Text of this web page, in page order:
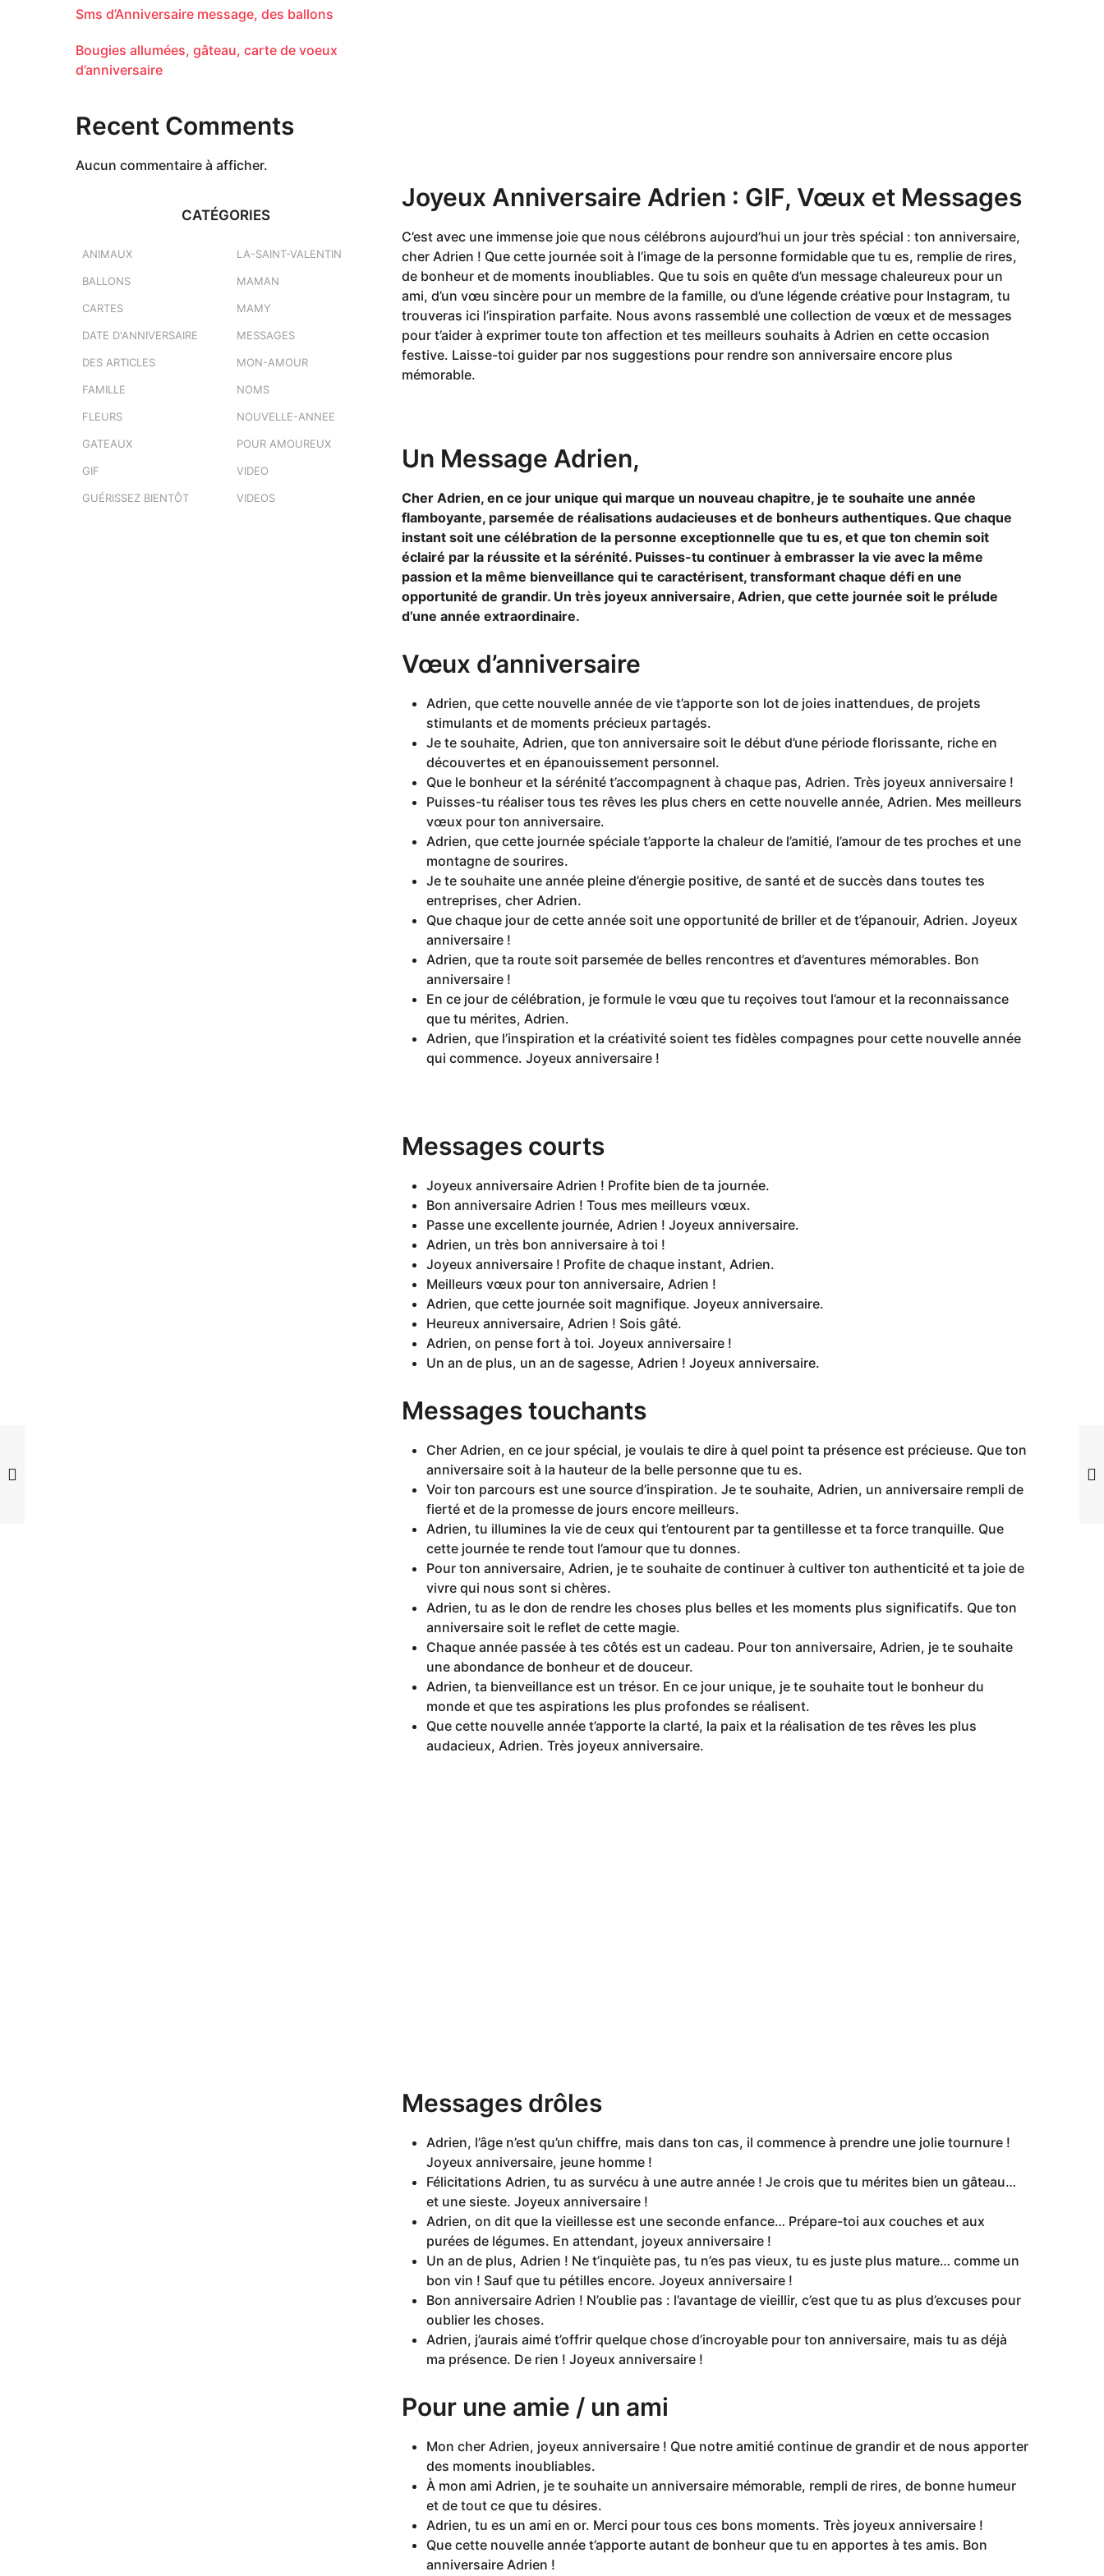
Joyeux Anniversaire Adrien : GIF, Vœux et Messages
C’est avec une immense joie que nous célébrons aujourd’hui un jour très spécial : ton anniversaire,
cher Adrien ! Que cette journée soit à l’image de la personne formidable que tu es, remplie de rires,
de bonheur et de moments inoubliables. Que tu sois en quête d’un message chaleureux pour un
ami, d’un vœu sincère pour un membre de la famille, ou d’une légende créative pour Instagram, tu
trouveras ici l’inspiration parfaite. Nous avons rassemblé une collection de vœux et de messages
pour t’aider à exprimer toute ton affection et tes meilleurs souhaits à Adrien en cette occasion
festive. Laisse-toi guider par nos suggestions pour rendre son anniversaire encore plus
mémorable.
Un Message Adrien,
Cher Adrien, en ce jour unique qui marque un nouveau chapitre, je te souhaite une année
flamboyante, parsemée de réalisations audacieuses et de bonheurs authentiques. Que chaque
instant soit une célébration de la personne exceptionnelle que tu es, et que ton chemin soit
éclairé par la réussite et la sérénité. Puisses-tu continuer à embrasser la vie avec la même
passion et la même bienveillance qui te caractérisent, transformant chaque défi en une
opportunité de grandir. Un très joyeux anniversaire, Adrien, que cette journée soit le prélude
d’une année extraordinaire.
Vœux d’anniversaire
Adrien, que cette nouvelle année de vie t’apporte son lot de joies inattendues, de projets
stimulants et de moments précieux partagés.
Je te souhaite, Adrien, que ton anniversaire soit le début d’une période florissante, riche en
découvertes et en épanouissement personnel.
Que le bonheur et la sérénité t’accompagnent à chaque pas, Adrien. Très joyeux anniversaire !
Puisses-tu réaliser tous tes rêves les plus chers en cette nouvelle année, Adrien. Mes meilleurs
vœux pour ton anniversaire.
Adrien, que cette journée spéciale t’apporte la chaleur de l’amitié, l’amour de tes proches et une
montagne de sourires.
Je te souhaite une année pleine d’énergie positive, de santé et de succès dans toutes tes
entreprises, cher Adrien.
Que chaque jour de cette année soit une opportunité de briller et de t’épanouir, Adrien. Joyeux
anniversaire !
Adrien, que ta route soit parsemée de belles rencontres et d’aventures mémorables. Bon
anniversaire !
En ce jour de célébration, je formule le vœu que tu reçoives tout l’amour et la reconnaissance
que tu mérites, Adrien.
Adrien, que l’inspiration et la créativité soient tes fidèles compagnes pour cette nouvelle année
qui commence. Joyeux anniversaire !
Messages courts
Joyeux anniversaire Adrien ! Profite bien de ta journée.
Bon anniversaire Adrien ! Tous mes meilleurs vœux.
Passe une excellente journée, Adrien ! Joyeux anniversaire.
Adrien, un très bon anniversaire à toi !
Joyeux anniversaire ! Profite de chaque instant, Adrien.
Meilleurs vœux pour ton anniversaire, Adrien !
Adrien, que cette journée soit magnifique. Joyeux anniversaire.
Heureux anniversaire, Adrien ! Sois gâté.
Adrien, on pense fort à toi. Joyeux anniversaire !
Un an de plus, un an de sagesse, Adrien ! Joyeux anniversaire.
Messages touchants
Cher Adrien, en ce jour spécial, je voulais te dire à quel point ta présence est précieuse. Que ton
anniversaire soit à la hauteur de la belle personne que tu es.
Voir ton parcours est une source d’inspiration. Je te souhaite, Adrien, un anniversaire rempli de
fierté et de la promesse de jours encore meilleurs.
Adrien, tu illumines la vie de ceux qui t’entourent par ta gentillesse et ta force tranquille. Que
cette journée te rende tout l’amour que tu donnes.
Pour ton anniversaire, Adrien, je te souhaite de continuer à cultiver ton authenticité et ta joie de
vivre qui nous sont si chères.
Adrien, tu as le don de rendre les choses plus belles et les moments plus significatifs. Que ton
anniversaire soit le reflet de cette magie.
Chaque année passée à tes côtés est un cadeau. Pour ton anniversaire, Adrien, je te souhaite
une abondance de bonheur et de douceur.
Adrien, ta bienveillance est un trésor. En ce jour unique, je te souhaite tout le bonheur du
monde et que tes aspirations les plus profondes se réalisent.
Que cette nouvelle année t’apporte la clarté, la paix et la réalisation de tes rêves les plus
audacieux, Adrien. Très joyeux anniversaire.
Messages drôles
Adrien, l’âge n’est qu’un chiffre, mais dans ton cas, il commence à prendre une jolie tournure !
Joyeux anniversaire, jeune homme !
Félicitations Adrien, tu as survécu à une autre année ! Je crois que tu mérites bien un gâteau…
et une sieste. Joyeux anniversaire !
Adrien, on dit que la vieillesse est une seconde enfance… Prépare-toi aux couches et aux
purées de légumes. En attendant, joyeux anniversaire !
Un an de plus, Adrien ! Ne t’inquiète pas, tu n’es pas vieux, tu es juste plus mature… comme un
bon vin ! Sauf que tu pétilles encore. Joyeux anniversaire !
Bon anniversaire Adrien ! N’oublie pas : l’avantage de vieillir, c’est que tu as plus d’excuses pour
oublier les choses.
Adrien, j’aurais aimé t’offrir quelque chose d’incroyable pour ton anniversaire, mais tu as déjà
ma présence. De rien ! Joyeux anniversaire !
Pour une amie / un ami
Mon cher Adrien, joyeux anniversaire ! Que notre amitié continue de grandir et de nous apporter
des moments inoubliables.
À mon ami Adrien, je te souhaite un anniversaire mémorable, rempli de rires, de bonne humeur
et de tout ce que tu désires.
Adrien, tu es un ami en or. Merci pour tous ces bons moments. Très joyeux anniversaire !
Que cette nouvelle année t’apporte autant de bonheur que tu en apportes à tes amis. Bon
anniversaire Adrien !
Sms d’Anniversaire message, des ballons
Bougies allumées, gâteau, carte de voeux
d’anniversaire
Recent Comments
Aucun commentaire à afficher.
CATÉGORIES
ANIMAUX
BALLONS
CARTES
DATE D'ANNIVERSAIRE
DES ARTICLES
FAMILLE
FLEURS
GATEAUX
GIF
GUÉRISSEZ BIENTÔT
LA-SAINT-VALENTIN
MAMAN
MAMY
MESSAGES
MON-AMOUR
NOMS
NOUVELLE-ANNEE
POUR AMOUREUX
VIDEO
VIDEOS